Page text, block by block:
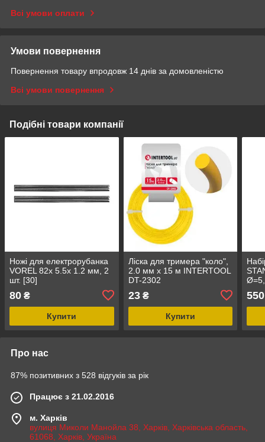
Всі умови оплати
Умови повернення
Повернення товару впродовж 14 днів за домовленістю
Всі умови повернення
Подібні товари компанії
Ножі для електрорубанка
VOREL 82x 5.5x 1.2 мм, 2
шт. [30]
80 ₴
Купити
Лiска для тримера "коло",
2.0 мм x 15 м INTERTOOL
DT-2302
23₴
Купити
550
Про нас
87% позитивних з 528 відгуків за рік
Працює з 21.02.2016
м. Харків
вулиця Миколи Манойла 38, Харків, Харківська область,
61068, Харків, Україна